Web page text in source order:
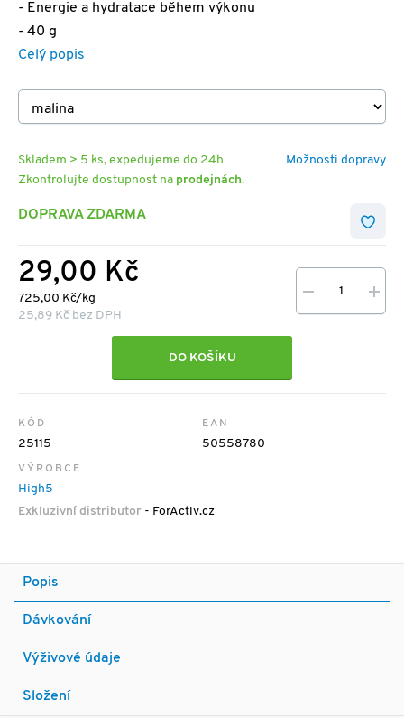
- Energie a hydratace během výkonu
- 40 g
Celý popis
Možnosti dopravy
Skladem > 5 ks, expedujeme do 24h
Zkontrolujte dostupnost na prodejnách.
DOPRAVA ZDARMA
29,00 Kč
725,00 Kč/kg
25,89 Kč bez DPH
DO KOŠÍKU
KÓD
25115
EAN
50558780
VÝROBCE
High5
Exkluzivní distributor - ForActiv.cz
Popis
Dávkování
Výživové údaje
Složení